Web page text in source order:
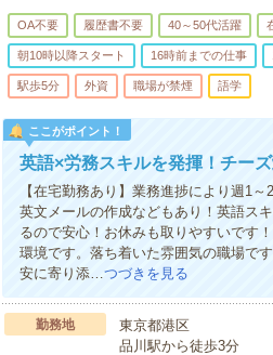
OA不要 履歴書不要 40～50代活躍
朝10時以降スタート 16時前までの仕事
駅歩5分 外資 職場が禁煙 語学
ここがポイント！
英語×労務スキルを発揮！チー
【在宅勤務あり】業務進捗により週1
英文メールの作成などもあり！英語ス
るので安心！お休みも取りやすいです
環境です。落ち着いた雰囲気の職場で
安に寄り添…つづきを見る
勤務地
東京都港区
品川駅から徒歩3分